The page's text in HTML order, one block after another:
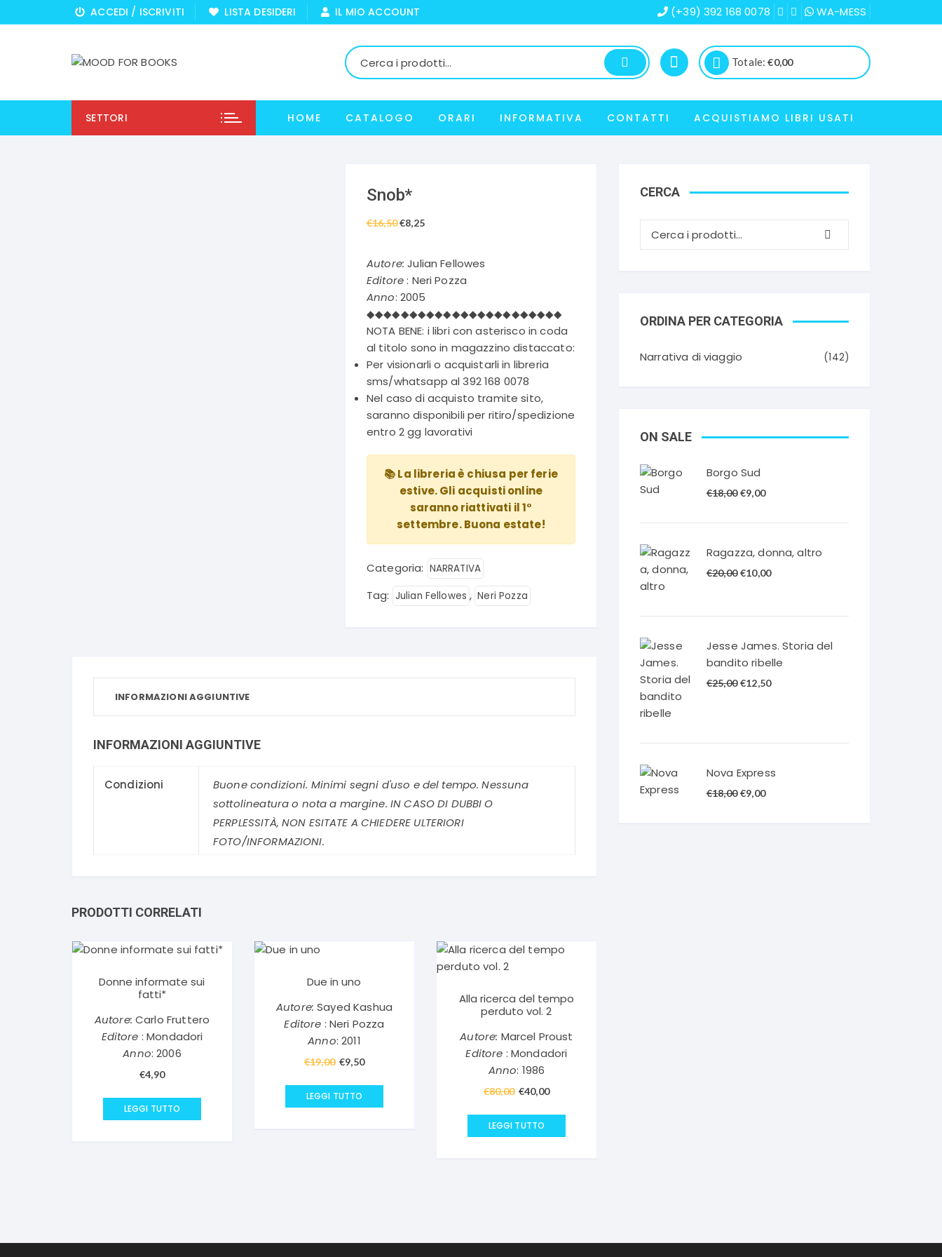
al
ACCEDI / ISCRIVITI LISTA DESIDERI IL MIO ACCOUNT (+39) 392 168 0078 WA-MESS
Totale:€0,00
SETTORI HOME CATALOGO ORARI INFORMATIVA CONTATTI ACQUISTIAMO LIBRI USATI
Snob*
€16,50Il
originale
€16,50.
€8,25Il
attuale
è:
€8,25.
Autore: Julian Fellowes
Editore: Neri Pozza
Anno: 2005
◆◆◆◆◆◆◆◆◆◆◆◆◆◆◆◆◆◆◆◆◆◆◆
NOTA BENE: i libri con asterisco in coda
al titolo sono in magazzino distaccato:
Per visionarli o acquistarli in libreria
sms/whatsapp al 392 168 0078
Nel caso di acquisto tramite sito,
saranno disponibili per ritiro/spedizione
entro 2 gg lavorativi
📚 La libreria è chiusa per ferie
estive. Gli acquisti online
saranno riattivati il 1°
settembre. Buona estate!
Categoria: NARRATIVA
Tag: Julian Fellowes , Neri Pozza
INFORMAZIONI AGGIUNTIVE
INFORMAZIONI AGGIUNTIVE
Condizioni
Buone condizioni. Minimi segni d'uso e del tempo. Nessuna
sottolineatura o nota a margine. IN CASO DI DUBBI O
PERPLESSITÀ, NON ESITATE A CHIEDERE ULTERIORI
FOTO/INFORMAZIONI.
PRODOTTI CORRELATI
Donne informate sui
fatti*
Autore: Carlo Fruttero
Editore : Mondadori
Anno: 2006
€4,90
LEGGI TUTTO
Due in uno
Autore: Sayed Kashua
Editore : Neri Pozza
Anno: 2011
€19,00 Il
originale
€9,50Il
LEGGI TUTTO
Alla ricerca del tempo
perduto vol. 2
Autore: Marcel Proust
Editore : Mondadori
Anno: 1986
€80,00 Il
originale
€40,00Il
LEGGI TUTTO
CERCA
ORDINA PER CATEGORIA
Narrativa di viaggio (142)
ON SALE
Borgo Sud
€18,00 Il
€18,00.
€9,00Il
€9,00.
Ragazza, donna, altro
€20,00 Il
€20,00.
€10,00Il
€10,00.
Jesse James. Storia del
bandito ribelle
€25,00 Il
€12,50Il
Nova Express
€18,00 Il
€9,00Il